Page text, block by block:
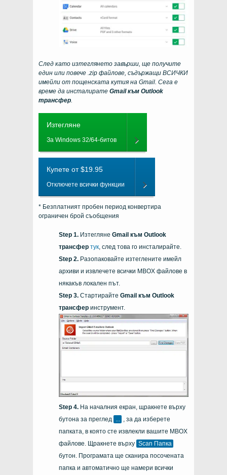
След като изтеглянето завърши, ще получите
един или повече .zip файлове, съдържащи ВСИЧКИ
имейли от пощенската кутия на Gmail. Сега е
време да инсталирате Gmail към Outlook
трансфер
Изтегляне
За Windows 32/64-битов
Купете от $19.95
Отключете всички функции
* Безплатният пробен период конвертира
ограничен брой съобщения
Изтегляне Gmail към Outlook
трансфер тук , след това го инсталирайте.
Разопаковайте изтеглените имейл
архиви и извлечете всички MBOX файлове в
някакъв локален път.
Стартирайте Gmail към Outlook
трансфер инструмент.
На началния екран, щракнете върху
бутона за преглед
, за да изберете
папката, в която сте извлекли вашите MBOX
файлове. Щракнете върху Scan Папка
бутон. Програмата ще сканира посочената
папка и автоматично ще намери всички